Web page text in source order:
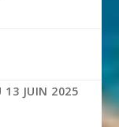
13 JUIN 2025